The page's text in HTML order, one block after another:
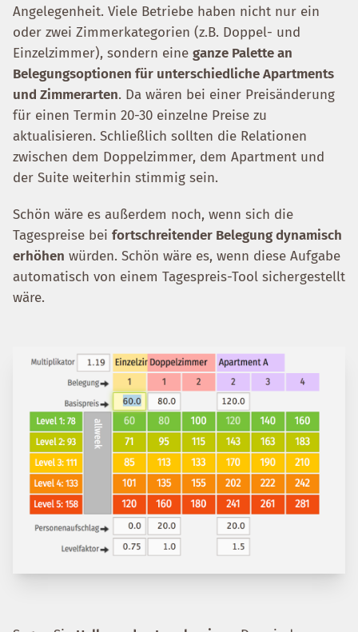
Angelegenheit. Viele Betriebe haben nicht nur ein
oder zwei Zimmerkategorien (z.B. Doppel- und
Einzelzimmer), sondern eine ganze Palette an
Belegungsoptionen für unterschiedliche Apartments
und Zimmerarten. Da wären bei einer Preisänderung
für einen Termin 20-30 einzelne Preise zu
aktualisieren. Schließlich sollten die Relationen
zwischen dem Doppelzimmer, dem Apartment und
der Suite weiterhin stimmig sein.
Schön wäre es außerdem noch, wenn sich die
Tagespreise bei fortschreitender Belegung dynamisch
erhöhen würden. Schön wäre es, wenn diese Aufgabe
automatisch von einem Tagespreis-Tool sichergestellt
wäre.